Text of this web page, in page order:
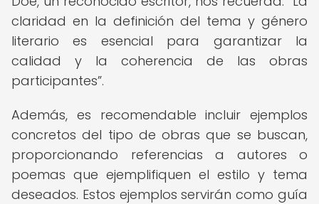
claridad en la definición del tema y género
literario es esencial para garantizar la
calidad y la coherencia de las obras
participantes .
Además, es recomendable incluir ejemplos
concretos del tipo de obras que se buscan,
proporcionando referencias a autores o
poemas que ejemplifiquen el estilo y tema
deseados. Estos ejemplos servirán como guía